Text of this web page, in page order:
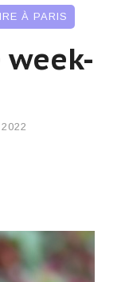
À PARIS